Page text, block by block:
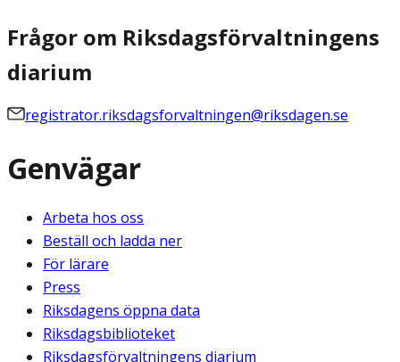
Frågor om Riksdagsförvaltningens
diarium
registrator.riksdagsforvaltningen@riksdagen.se
Genvägar
Arbeta hos oss
Beställ och ladda ner
För lärare
Press
Riksdagens öppna data
Riksdagsbiblioteket
Riksdagsförvaltningens diarium